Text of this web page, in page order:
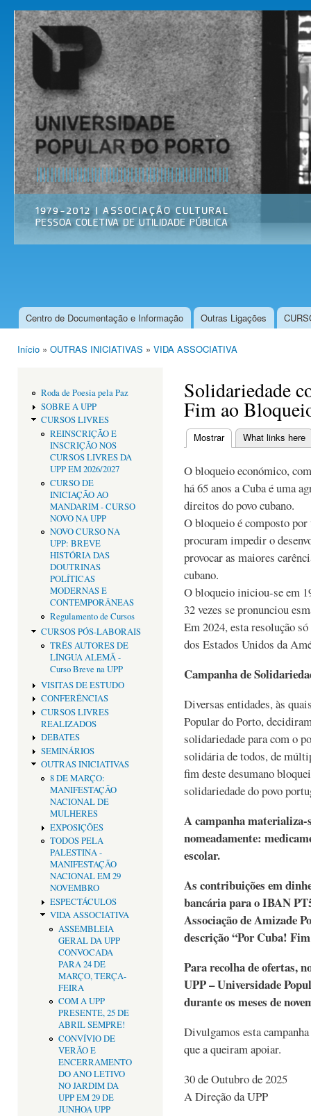
Universidade
Popular do
Porto
Associação
Cultural
Menu principal
Centro de Documentação e Informação Outras Ligações
Início » OUTRAS INICIATIVAS » VIDA ASSOCIATIVA
Roda de Poesia pela Paz
SOBRE A UPP
CURSOS LIVRES
REINSCRIÇÃO E
INSCRIÇÃO NOS
CURSOS LIVRES DA
UPP EM 2026/2027
CURSO DE
INICIAÇÃO AO
MANDARIM - CURSO
NOVO NA UPP
NOVO CURSO NA
UPP: BREVE
HISTÓRIA DAS
DOUTRINAS
POLÍTICAS
MODERNAS E
CONTEMPORÂNEAS
Regulamento de Cursos
CURSOS PÓS-LABORAIS
TRÊS AUTORES DE
LÍNGUA ALEMÃ -
Curso Breve na UPP
VISITAS DE ESTUDO
CONFERÊNCIAS
CURSOS LIVRES
REALIZADOS
DEBATES
SEMINÁRIOS
OUTRAS INICIATIVAS
8 DE MARÇO:
MANIFESTAÇÃO
NACIONAL DE
MULHERES
EXPOSIÇÕES
TODOS PELA
PALESTINA -
MANIFESTAÇÃO
NACIONAL EM 29
NOVEMBRO
ESPECTÁCULOS
VIDA ASSOCIATIVA
ASSEMBLEIA
GERAL DA UPP
CONVOCADA
PARA 24 DE
MARÇO, TERÇA-
FEIRA
COM A UPP
PRESENTE, 25 DE
ABRIL SEMPRE!
CONVÍVIO DE
VERÃO E
ENCERRAMENTO
DO ANO LETIVO
NO JARDIM DA
UPP EM 29 DE
JUNHOA UPP
Solidariedade
Fim ao
Separadores
Mostrar(separador ativo)
What links here
O bloqueio económico,
há 65 anos a Cuba é uma
direitos do povo cubano.
O bloqueio é composto por
procuram impedir o
provocar as maiores
cubano.
O bloqueio iniciou-se em
32 vezes se pronunciou
Em 2024, esta resolução
dos Estados Unidos da
Campanha de
Diversas entidades, às
Popular do Porto,
solidariedade para com o
solidária de todos, de
fim deste desumano
solidariedade do povo
A campanha materializa-
nomeadamente:
escolar.
As contribuições em
bancária para o IBAN
Associação de Amizade
descrição “Por Cuba!
Para recolha de ofertas,
UPP – Universidade
durante os meses de
Divulgamos esta
que a queiram apoiar.
30 de Outubro de 2025
A Direção da UPP